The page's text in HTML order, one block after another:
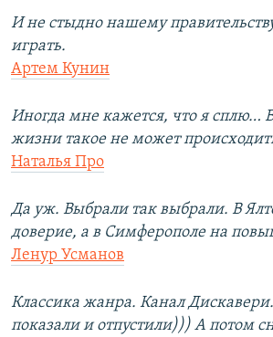
И не стыдно нашему
играть.
Артем Кунин
Иногда мне кажется, что я сплю…
жизни такое не может
Наталья Про
Да уж. Выбрали так выбрали. В
доверие, а в Симферополе на
Ленур Усманов
Классика жанра. Канал
показали и отпустили))) А потом